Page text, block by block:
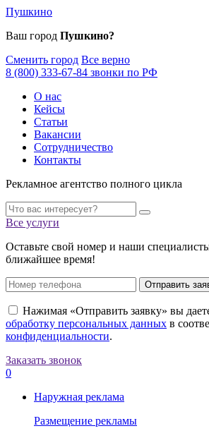
Пушкино
Ваш город Пушкино?
Сменить город Все верно
8 (800) 333-67-84 звонки по РФ
О нас
Кейсы
Статьи
Вакансии
Сотрудничество
Контакты
Рекламное агентство полного цикла
Все услуги
Оставьте свой номер и наши
ближайшее время!
Отправить
Нажимая «Отправить заявку» вы
обработку персональных данных в
конфиденциальности.
Заказать звонок
0
Наружная реклама
Размещение рекламы